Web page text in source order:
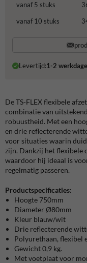
vanaf 5 stuks
vanaf 10 stuks
Levertijd:1-2
De TS-FLEX flexibele
combinatie van
robuustheid. Met een
en drie reflecterende
voor situaties waarin
zijn. Dankzij het flexibele
waardoor hij ideaal is
regelmatig passeren.
Productspecificaties:
Hoogte 750mm
Diameter Ø80mm
Kleur blauw/wit
Drie reflecterende
Polyurethaan, flexibel
Gewicht 0,9 kg.
Met voetplaat voor